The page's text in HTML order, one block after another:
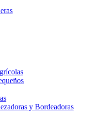
y Bordeadoras